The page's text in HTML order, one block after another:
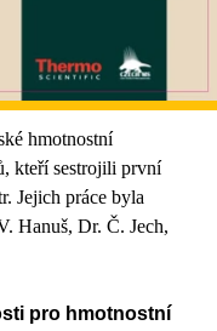
hmotnostní
kteří sestrojili první
Jejich práce byla
Hanuš, Dr. Č. Jech,
pro hmotnostní